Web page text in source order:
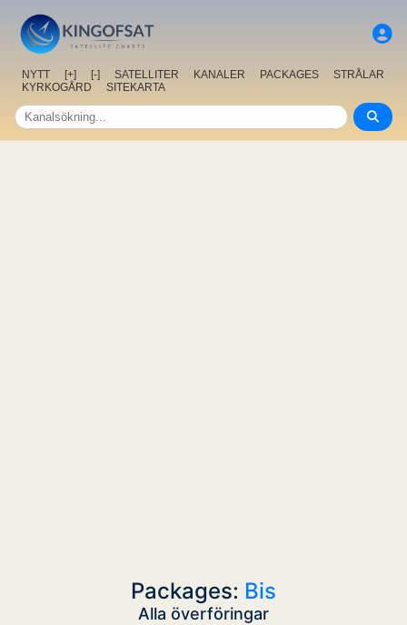
NYTT [+] [-] SATELLITER KANALER PACKAGES
STRÅLAR
KYRKOGÅRD
SITEKARTA
Packages: Bis
Alla överföringar